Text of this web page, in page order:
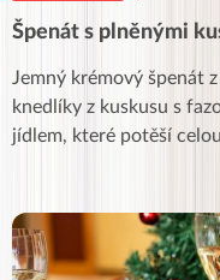
Špenát s plněnými
Jemný krémový špenát
knedlíky z kuskusu s
jídlem, které potěší